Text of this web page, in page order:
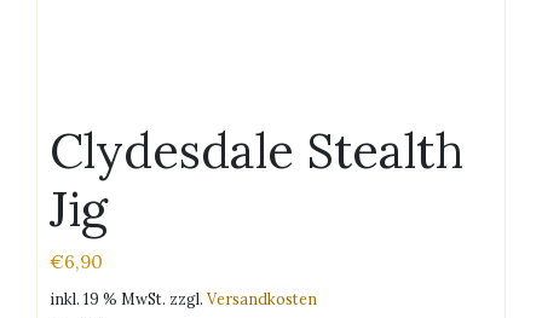
Clydesdale Stealth
Jig
€6,90
inkl. 19 % MwSt. zzgl. Versandkosten